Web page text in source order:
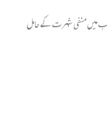
میں منفی شہرت کے حامل